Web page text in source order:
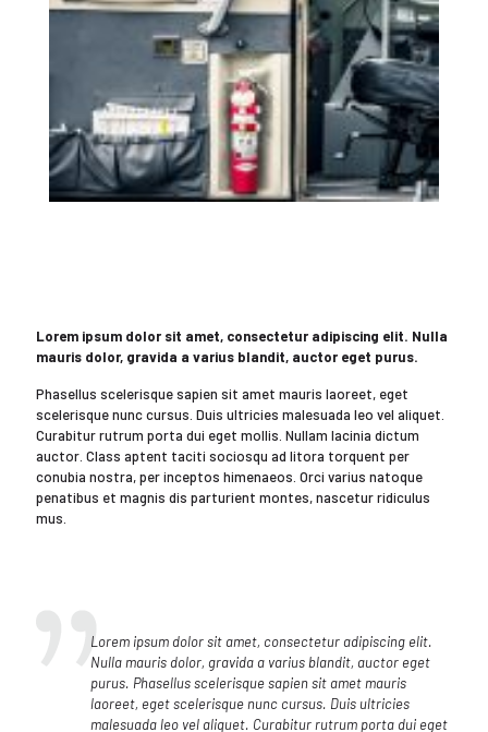
Lorem ipsum dolor sit amet, consectetur adipiscing elit. Nulla
mauris dolor, gravida a varius blandit, auctor eget purus.
Phasellus scelerisque sapien sit amet mauris laoreet, eget
scelerisque nunc cursus. Duis ultricies malesuada leo vel aliquet.
Curabitur rutrum porta dui eget mollis. Nullam lacinia dictum
auctor. Class aptent taciti sociosqu ad litora torquent per
conubia nostra, per inceptos himenaeos. Orci varius natoque
penatibus et magnis dis parturient montes, nascetur ridiculus
mus.
Lorem ipsum dolor sit amet, consectetur adipiscing elit.
Nulla mauris dolor, gravida a varius blandit, auctor eget
purus. Phasellus scelerisque sapien sit amet mauris
laoreet, eget scelerisque nunc cursus. Duis ultricies
malesuada leo vel aliquet. Curabitur rutrum porta dui eget